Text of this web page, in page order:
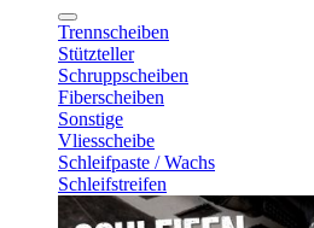
Trennscheiben
Stützteller
Schruppscheiben
Fiberscheiben
Sonstige
Vliesscheibe
Schleifpaste / Wachs
Schleifstreifen